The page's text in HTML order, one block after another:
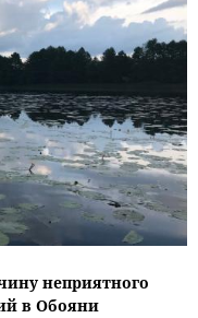
неприятного
в Обояни